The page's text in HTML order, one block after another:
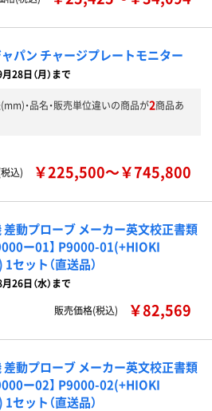
パン チャージプレートモニター
28日（月）まで
・品名・販売単位違いの商品が2商品あ
込)
￥225,500～￥745,800
差動プローブ メーカー英文校正書類
ー01】 P9000-01(+HIOKI
セット（直送品）
26日（水）まで
販売価格(税込)
￥82,569
差動プローブ メーカー英文校正書類
ー02】 P9000-02(+HIOKI
セット（直送品）